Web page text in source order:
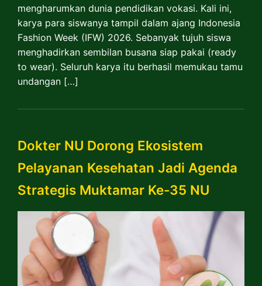
mengharumkan dunia pendidikan vokasi. Kali ini,
karya para siswanya tampil dalam ajang Indonesia
Fashion Week (IFW) 2026. Sebanyak tujuh siswa
menghadirkan sembilan busana siap pakai (ready
to wear). Seluruh karya itu berhasil memukau tamu
undangan […]
Dokter NU Dorong Ekosistem
Pelayanan Kesehatan Jadi Agenda
Strategis Muktamar Ke-35 NU